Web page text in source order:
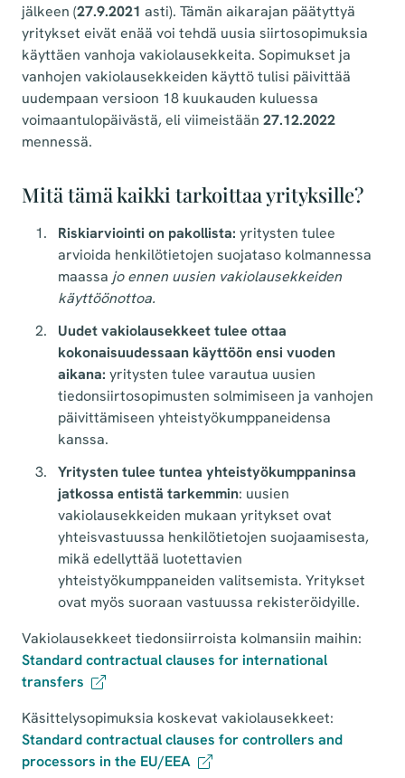
jälkeen (27.9.2021 asti). Tämän aikarajan päätyttyä
yritykset eivät enää voi tehdä uusia siirtosopimuksia
käyttäen vanhoja vakiolausekkeita. Sopimukset ja
vanhojen vakiolausekkeiden käyttö tulisi päivittää
uudempaan versioon 18 kuukauden kuluessa
voimaantulopäivästä, eli viimeistään 27.12.2022
mennessä.
Mitä tämä kaikki tarkoittaa yrityksille?
Riskiarviointi on pakollista: yritysten tulee
arvioida henkilötietojen suojataso kolmannessa
maassa jo ennen uusien vakiolausekkeiden
käyttöönottoa.
Uudet vakiolausekkeet tulee ottaa
kokonaisuudessaan käyttöön ensi vuoden
aikana: yritysten tulee varautua uusien
tiedonsiirtosopimusten solmimiseen ja vanhojen
päivittämiseen yhteistyökumppaneidensa
kanssa.
Yritysten tulee tuntea yhteistyökumppaninsa
jatkossa entistä tarkemmin: uusien
vakiolausekkeiden mukaan yritykset ovat
yhteisvastuussa henkilötietojen suojaamisesta,
mikä edellyttää luotettavien
yhteistyökumppaneiden valitsemista. Yritykset
ovat myös suoraan vastuussa rekisteröidyille.
Vakiolausekkeet tiedonsiirroista kolmansiin maihin:
Standard contractual clauses for international
transfers
Käsittelysopimuksia koskevat vakiolausekkeet:
Standard contractual clauses for controllers and
processors in the EU/EEA